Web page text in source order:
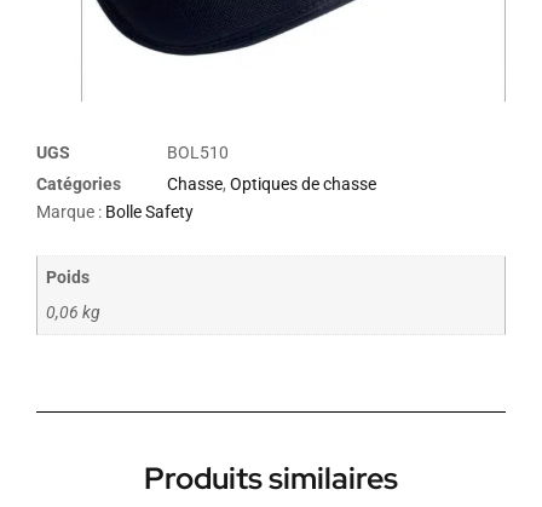
UGS
BOL510
Catégories
Chasse, Optiques de chasse
Marque : Bolle Safety
Poids
0,06 kg
Produits similaires